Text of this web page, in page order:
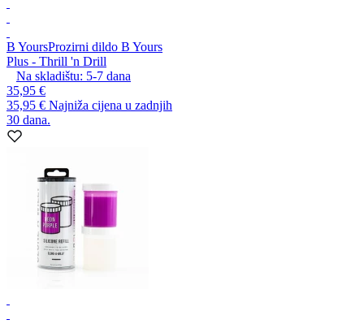
B YoursProzirni dildo B Yours
Plus - Thrill 'n Drill
Na skladištu: 5-7 dana
35,95 €
35,95 € Najniža cijena u zadnjih
30 dana.